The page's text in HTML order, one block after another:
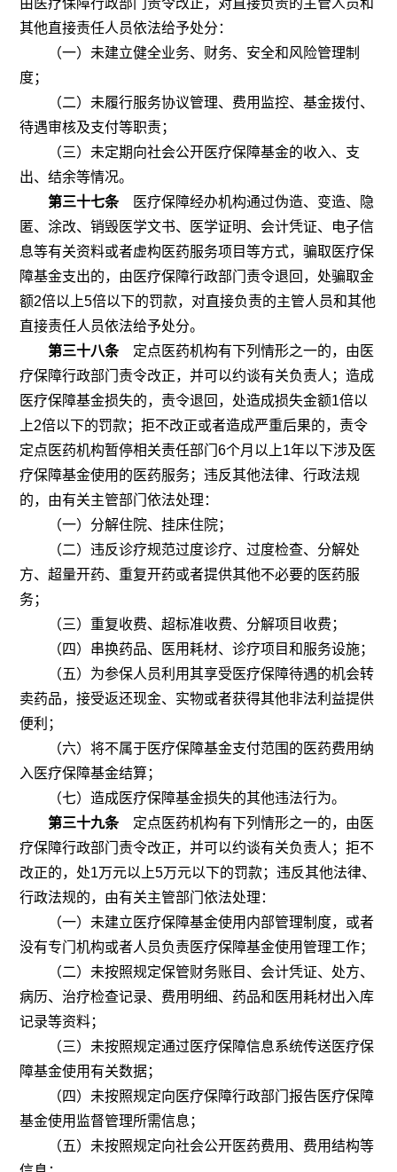
由医疗保障行政部门责令改正，对直接负责的主管人员和
其他直接责任人员依法给予处分：
（一）未建立健全业务、财务、安全和风险管理制
度；
（二）未履行服务协议管理、费用监控、基金拨付、
待遇审核及支付等职责；
（三）未定期向社会公开医疗保障基金的收入、支
出、结余等情况。
第三十七条医疗保障经办机构通过伪造、变造、隐
匿、涂改、销毁医学文书、医学证明、会计凭证、电子信
息等有关资料或者虚构医药服务项目等方式，骗取医疗保
障基金支出的，由医疗保障行政部门责令退回，处骗取金
额2倍以上5倍以下的罚款，对直接负责的主管人员和其他
直接责任人员依法给予处分。
第三十八条定点医药机构有下列情形之一的，由医
疗保障行政部门责令改正，并可以约谈有关负责人；造成
医疗保障基金损失的，责令退回，处造成损失金额1倍以
上2倍以下的罚款；拒不改正或者造成严重后果的，责令
定点医药机构暂停相关责任部门6个月以上1年以下涉及医
疗保障基金使用的医药服务；违反其他法律、行政法规
的，由有关主管部门依法处理：
（一）分解住院、挂床住院；
（二）违反诊疗规范过度诊疗、过度检查、分解处
方、超量开药、重复开药或者提供其他不必要的医药服
务；
（三）重复收费、超标准收费、分解项目收费；
（四）串换药品、医用耗材、诊疗项目和服务设施；
（五）为参保人员利用其享受医疗保障待遇的机会转
卖药品，接受返还现金、实物或者获得其他非法利益提供
便利；
（六）将不属于医疗保障基金支付范围的医药费用纳
入医疗保障基金结算；
（七）造成医疗保障基金损失的其他违法行为。
第三十九条定点医药机构有下列情形之一的，由医
疗保障行政部门责令改正，并可以约谈有关负责人；拒不
改正的，处1万元以上5万元以下的罚款；违反其他法律、
行政法规的，由有关主管部门依法处理：
（一）未建立医疗保障基金使用内部管理制度，或者
没有专门机构或者人员负责医疗保障基金使用管理工作；
（二）未按照规定保管财务账目、会计凭证、处方、
病历、治疗检查记录、费用明细、药品和医用耗材出入库
记录等资料；
（三）未按照规定通过医疗保障信息系统传送医疗保
障基金使用有关数据；
（四）未按照规定向医疗保障行政部门报告医疗保障
基金使用监督管理所需信息；
（五）未按照规定向社会公开医药费用、费用结构等